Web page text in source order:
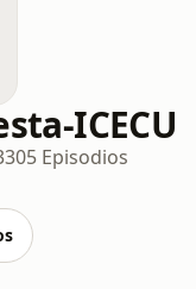
ICECU
Episodios